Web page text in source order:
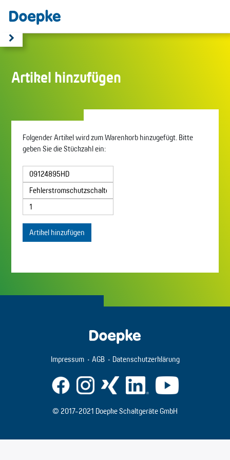
Artikel hinzufügen
Folgender Artikel wird zum Warenkorb hinzugefügt. Bitte
geben Sie die Stückzahl ein:
Artikel hinzufügen
Impressum AGB Datenschutzerklärung
© 2017-2021 Doepke Schaltgeräte GmbH